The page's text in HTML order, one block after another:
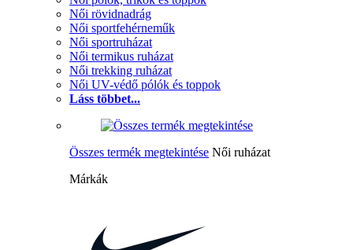
Női rövidnadrág
Női sportfehérneműk
Női sportruházat
Női termikus ruházat
Női trekking ruházat
Női UV-védő pólók és toppok
Láss többet...
Összes termék megtekintése Női ruházat
Márkák